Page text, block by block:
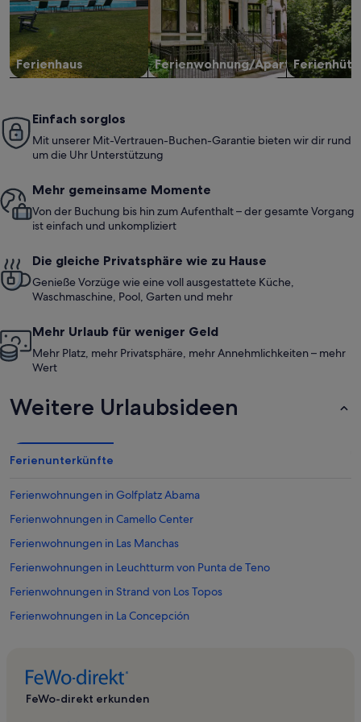
Ferienhaus Ferienwohnung/Apartment
Einfach sorglos
Mit unserer Mit-Vertrauen-Buchen-Garantie bieten wir dir rund
um die Uhr Unterstützung
Mehr gemeinsame Momente
Von der Buchung bis hin zum Aufenthalt – der gesamte Vorgang
ist einfach und unkompliziert
Die gleiche Privatsphäre wie zu Hause
Genieße Vorzüge wie eine voll ausgestattete Küche,
Waschmaschine, Pool, Garten und mehr
Mehr Urlaub für weniger Geld
Mehr Platz, mehr Privatsphäre, mehr Annehmlichkeiten – mehr
Wert
Weitere Urlaubsideen
Ferienunterkünfte
Ferienwohnungen in Golfplatz Abama
Ferienwohnungen in Camello Center
Ferienwohnungen in Las Manchas
Ferienwohnungen in Leuchtturm von Punta de Teno
Ferienwohnungen in Strand von Los Topos
Ferienwohnungen in La Concepción
Ferienwohnungen in Vulkan Chinyero
FeWo-direkt erkunden